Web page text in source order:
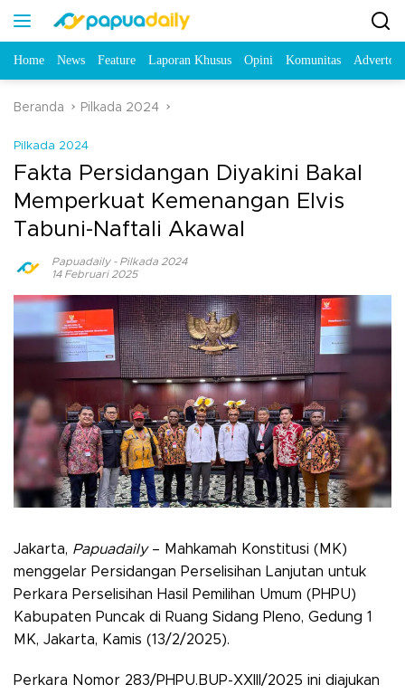
Home News Feature Laporan Khusus Opini Komunitas
Beranda Pilkada 2024
Pilkada 2024
Fakta Persidangan Diyakini Bakal
Memperkuat Kemenangan Elvis
Tabuni-Naftali Akawal
Papuadaily- Pilkada 2024
14 Februari 2025
Jakarta, Papuadaily– Mahkamah Konstitusi (MK)
menggelar Persidangan Perselisihan Lanjutan untuk
Perkara Perselisihan Hasil Pemilihan Umum (PHPU)
Kabupaten Puncak di Ruang Sidang Pleno, Gedung 1
MK, Jakarta, Kamis (13/2/2025).
Perkara Nomor 283/PHPU.BUP-XXIII/2025 ini diajukan